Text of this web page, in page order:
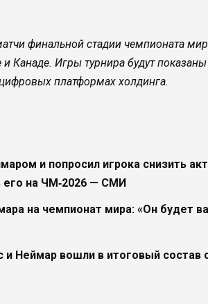
финальной стадии чемпионата
Игры турнира будут
платформах холдинга.
и попросил игрока снизить
его на ЧМ‑2026 — СМИ
на чемпионат мира: «Он будет
и Неймар вошли в итоговый состав